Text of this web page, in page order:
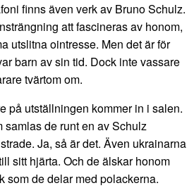
finns även verk av Bruno Schulz.
att fascineras av honom,
utslitna ointresse. Men det är för
barn av sin tid. Dock inte vassare
tvärtom om.
på utställningen kommer in i salen.
samlas de runt en av Schulz
Ja, så är det. Även ukrainarna
sitt hjärta. Och de älskar honom
som de delar med polackerna.